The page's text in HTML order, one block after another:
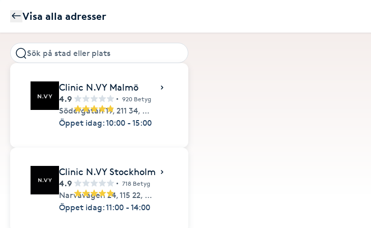
Visa alla adresser
Clinic N.VY Malmö
4.9 920 Betyg
Södergatan 19, 211 34, Malmö
Öppet idag: 10:00 - 15:00
Clinic N.VY Stockholm
4.9 718 Betyg
Narvavägen 24,115 22, Stockholm
Öppet idag: 11:00 - 14:00